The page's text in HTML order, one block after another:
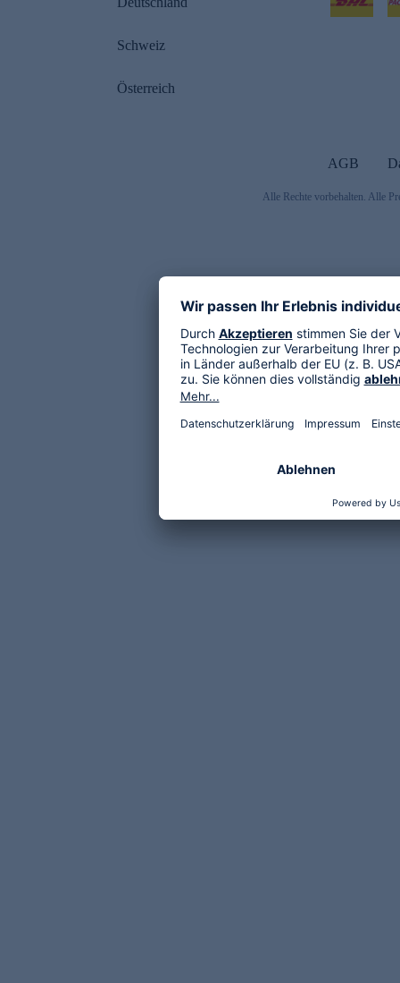
Schweiz
Österreich
AGB
Alle Rechte vorbehalten. Alle